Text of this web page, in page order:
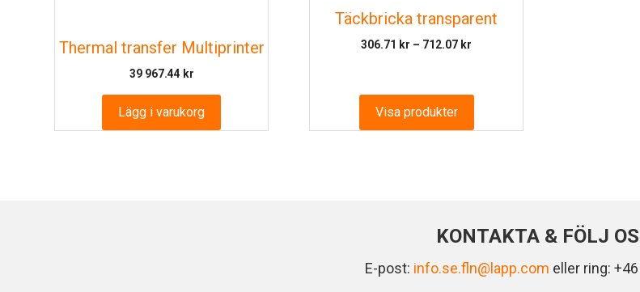
Thermal transfer Multiprinter
39 967.44 kr
Lägg i varukorg
Täckbricka transparent
306.71 kr – 712.07 kr
712.07 kr
Visa produkter
KONTAKTA & FÖLJ
E-post: info.se.fln@lapp.com eller ring: